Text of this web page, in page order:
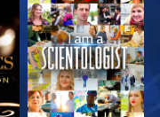
REGARDER